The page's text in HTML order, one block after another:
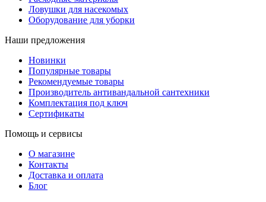
Ловушки для насекомых
Оборудование для уборки
Наши предложения
Новинки
Популярные товары
Рекомендуемые товары
Производитель антивандальной сантехники
Комплектация под ключ
Сертификаты
Помощь и сервисы
О магазине
Контакты
Доставка и оплата
Блог